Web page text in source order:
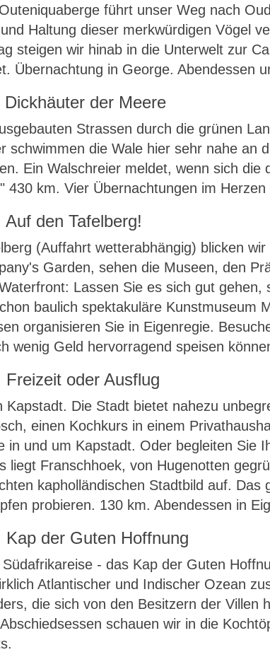
führt unser Weg nach
Haltung dieser merkwürdigen Vögel
steigen wir hinab in die Unterwelt zur
Übernachtung in George. Abendessen
Dickhäuter der Meere
Strassen durch die grünen
schwimmen die Wale hier sehr nahe an
Ein Walschreier meldet, wenn sich
430 km. Vier Übernachtungen im
Auf den Tafelberg!
(Auffahrt wetterabhängig) blicken
Garden, sehen die Museen, den
Lassen Sie es sich gut
baulich spektakuläre Kunstmuseum
organisieren Sie in Eigenregie.
wenig Geld hervorragend speisen
Freizeit oder Ausflug
Kapstadt. Die Stadt bietet nahezu
einen Kochkurs in einem
in und um Kapstadt. Oder begleiten Sie
liegt Franschhoek, von Hugenotten
kapholländischen Stadtbild auf.
probieren. 130 km. Abendessen in
Kap der Guten Hoffnung
- das Kap der Guten
Atlantischer und Indischer Ozean
die sich von den Besitzern der Villen
schauen wir in die